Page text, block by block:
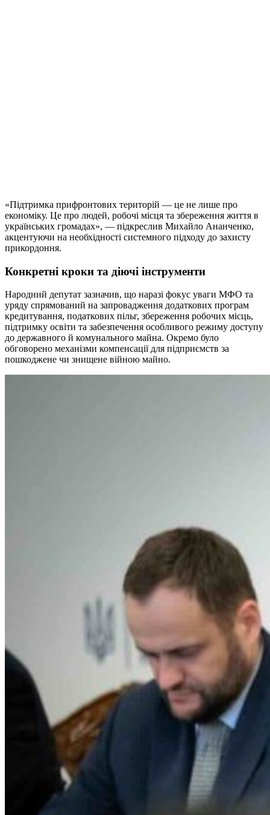
«Підтримка прифронтових територій — це не лише про
економіку. Це про людей, робочі місця та збереження життя в
українських громадах», — підкреслив Михайло Ананченко,
акцентуючи на необхідності системного підходу до захисту
прикордоння.
Конкретні кроки та діючі інструменти
Народний депутат зазначив, що наразі фокус уваги МФО та
уряду спрямований на запровадження додаткових програм
кредитування, податкових пільг, збереження робочих місць,
підтримку освіти та забезпечення особливого режиму доступу
до державного й комунального майна. Окремо було
обговорено механізми компенсації для підприємств за
пошкоджене чи знищене війною майно.